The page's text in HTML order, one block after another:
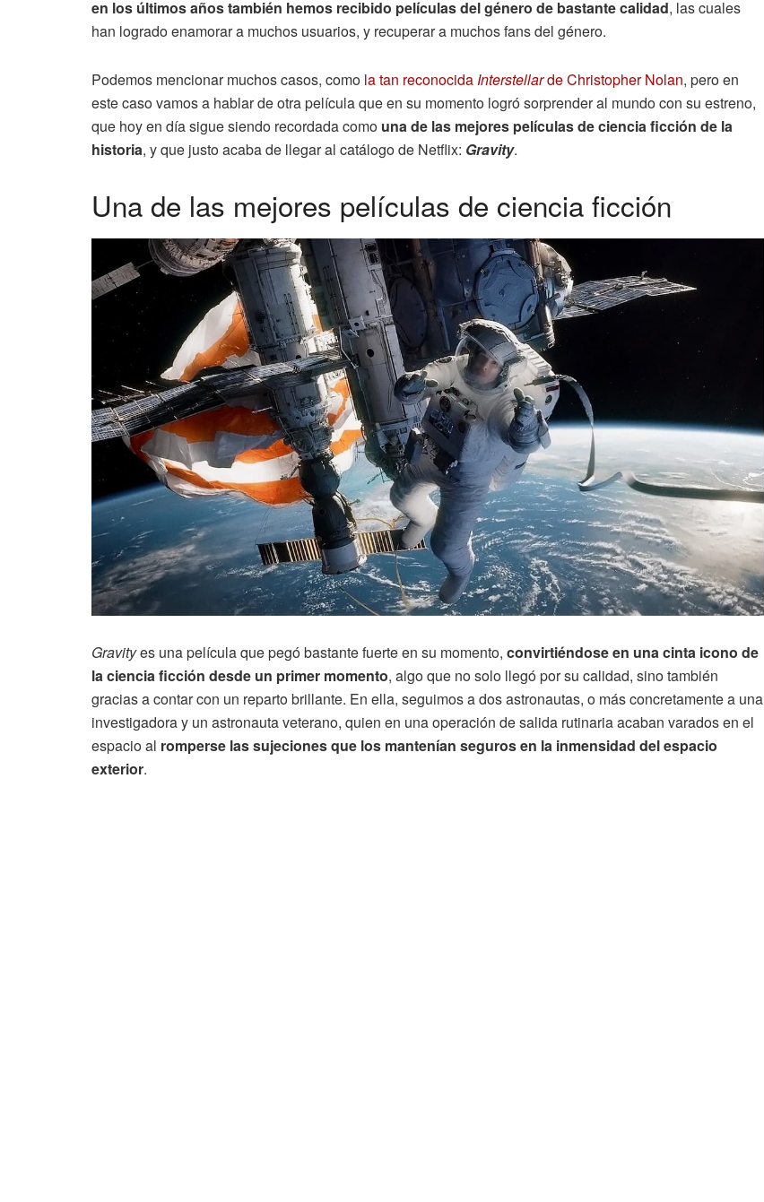
en los últimos años también hemos recibido películas del género de bastante calidad, las cuales
han logrado enamorar a muchos usuarios, y recuperar a muchos fans del género.
Podemos mencionar muchos casos, como la tan reconocidaInterstellarde Christopher Nolan, pero en
este caso vamos a hablar de otra película que en su momento logró sorprender al mundo con su estreno,
que hoy en día sigue siendo recordada como una de las mejores películas de ciencia ficción de la
historia, y que justo acaba de llegar al catálogo de Netflix: Gravity.
Una de las mejores películas de ciencia ficción
Gravityes una película que pegó bastante fuerte en su momento, convirtiéndose en una cinta icono de
la ciencia ficción desde un primer momento, algo que no solo llegó por su calidad, sino también
gracias a contar con un reparto brillante. En ella, seguimos a dos astronautas, o más concretamente a una
investigadora y un astronauta veterano, quien en una operación de salida rutinaria acaban varados en el
espacio al romperse las sujeciones que los mantenían seguros en la inmensidad del espacio
exterior.